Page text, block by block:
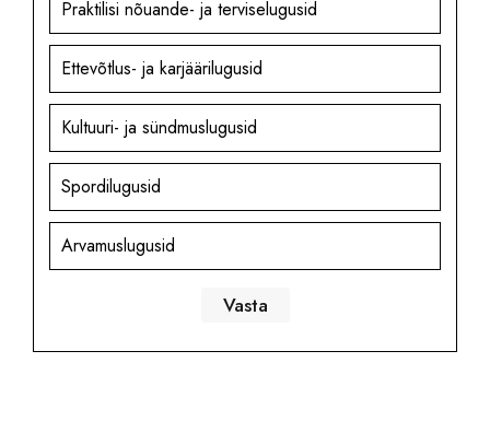
Praktilisi nõuande- ja terviselugusid
Ettevõtlus- ja karjäärilugusid
Kultuuri- ja sündmuslugusid
Spordilugusid
Arvamuslugusid